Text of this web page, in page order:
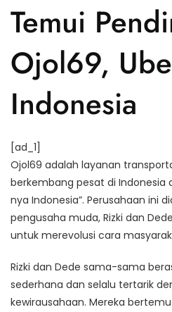
Temui
Ojol69,
Indonesia
[ad_1]
Ojol69 adalah layanan
berkembang pesat di Indonesia
nya Indonesia”. Perusahaan ini
pengusaha muda, Rizki dan
untuk merevolusi cara
Rizki dan Dede sama-sama
sederhana dan selalu tertarik
kewirausahaan. Mereka